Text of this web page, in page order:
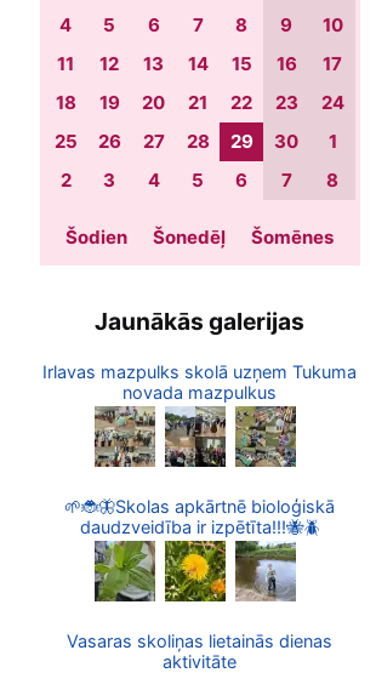
4
5 6 7 8 9
10
11
12 13 14 15 16
17
18
19 20 21 22 23
24
25
26 27 28 29 30
1
2
3 4 5 6 7 8
Šodien Šonedēļ Šomēnes
Jaunākās galerijas
Irlavas mazpulks skolā uzņem Tukuma
novada mazpulkus
🌱🐞🦋Skolas apkārtnē bioloģiskā
daudzveidība ir izpētīta!!!🐝🪲
Vasaras skoliņas lietainās dienas
aktivitāte